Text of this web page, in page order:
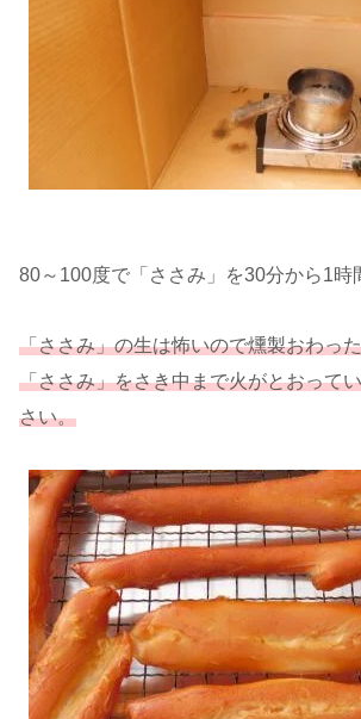
80～100度で「ささみ」を30分から1時
「ささみ」の生は怖いので燻製おわっ
「ささみ」をさき中まで火がとおって
さい。